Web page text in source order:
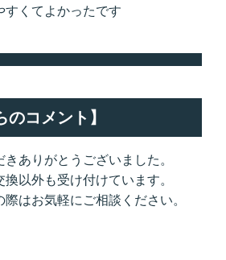
すくてよかったです
のコメント】
ありがとうございました。
以外も受け付けています。
はお気軽にご相談ください。